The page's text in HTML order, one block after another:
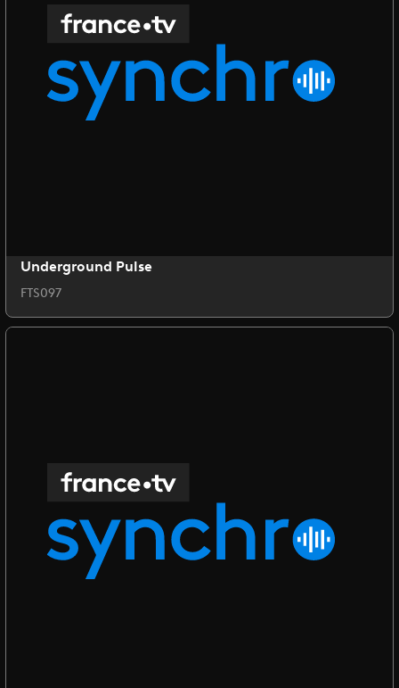
Underground Pulse
FTS097